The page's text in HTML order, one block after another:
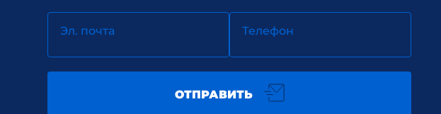
Эл. почта Телефон
ОТПРАВИТЬ